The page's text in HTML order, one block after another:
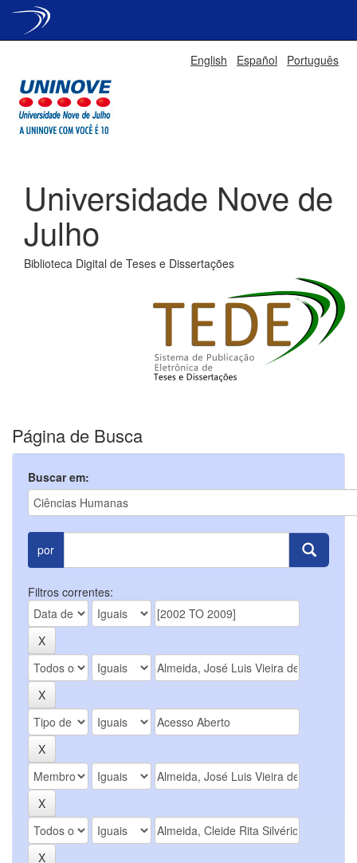
English Español Português
Universidade Nove de
Julho
Biblioteca Digital de Teses e Dissertações
Página de Busca
Buscar em:
por
Filtros correntes: